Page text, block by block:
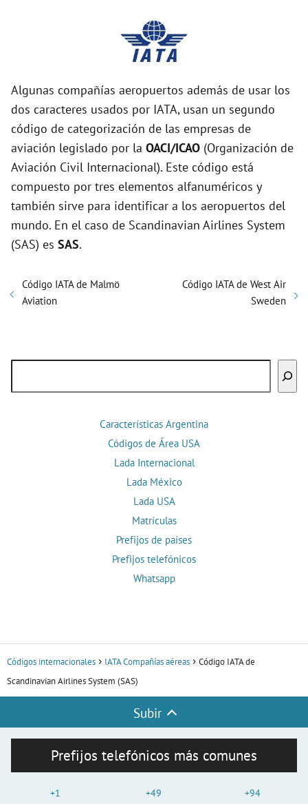
Algunas compañías aeropuertos además de usar los
dos caracteres usados por IATA, usan un segundo
código de categorización de las empresas de
aviación legislado por la OACI/ICAO (Organización de
Aviación Civil Internacional). Este código está
compuesto por tres elementos alfanuméricos y
también sirve para identificar a los aeropuertos del
mundo. En el caso de Scandinavian Airlines System
(SAS) es SAS.
Código IATA de Malmö
Aviation
Código IATA de West Air
Sweden
Características Argentina
Códigos de Área USA
Lada Internacional
Lada México
Lada USA
Matrículas
Prefijos de países
Prefijos telefónicos
Whatsapp
Códigos internacionales IATA Compañías aéreas
Código IATA de
Scandinavian Airlines System (SAS)
Subir
Prefijos telefónicos más comunes
+1
+49
+94